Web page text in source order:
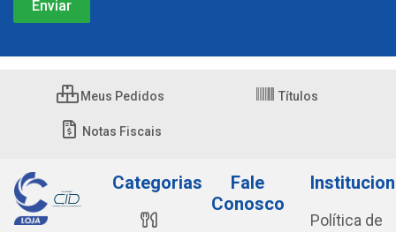
Meus Pedidos Títulos
Notas Fiscais
Categorias
Fale
Conosco
Política de